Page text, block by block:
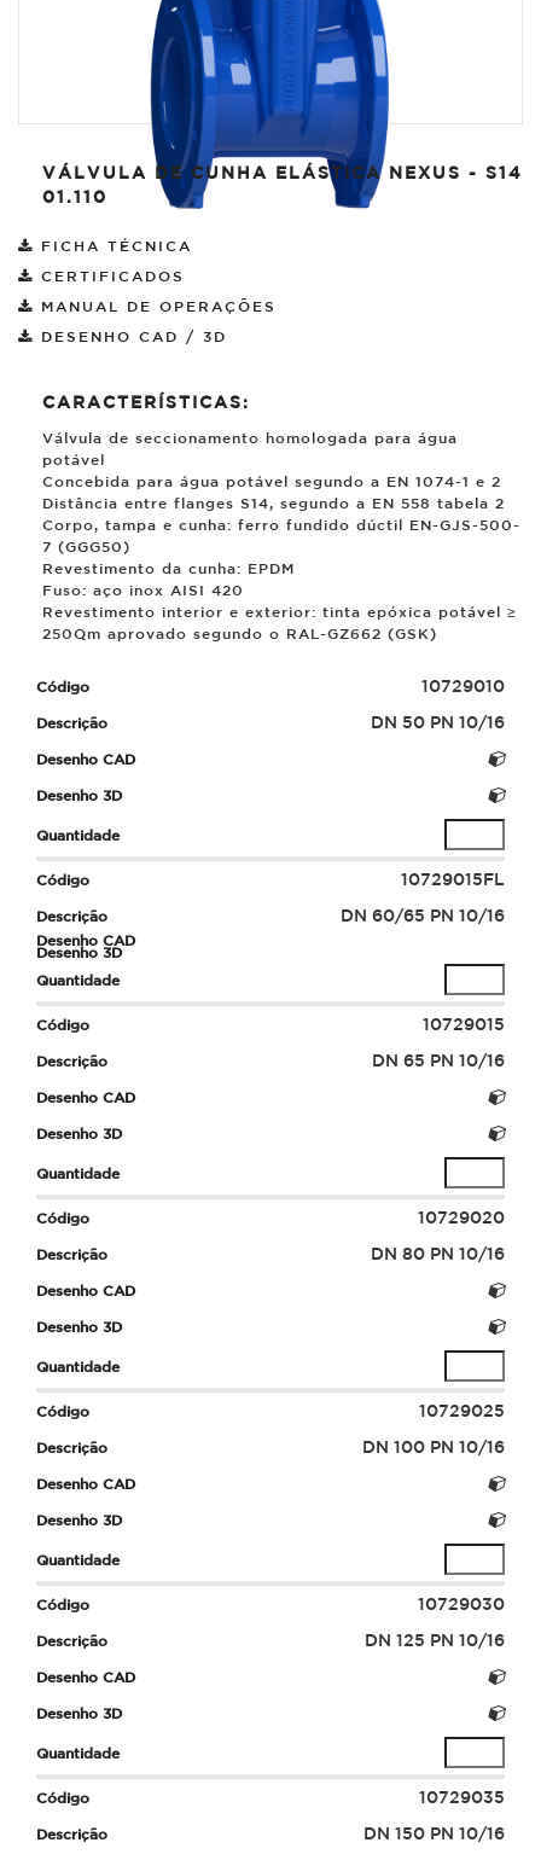
VÁLVULA DE CUNHA ELÁSTICA NEXUS - S14
01.110
FICHA TÉCNICA
CERTIFICADOS
MANUAL DE OPERAÇÕES
DESENHO CAD / 3D
CARACTERÍSTICAS:
Válvula de seccionamento homologada para água
potável
Concebida para água potável segundo a EN 1074-1 e 2
Distância entre flanges S14, segundo a EN 558 tabela 2
Corpo, tampa e cunha: ferro fundido dúctil EN-GJS-500-
7 (GGG50)
Revestimento da cunha: EPDM
Fuso: aço inox AISI 420
Revestimento interior e exterior: tinta epóxica potável ≥
250µm aprovado segundo o RAL-GZ662 (GSK)
10729010
DN 50 PN 10/16
10729015FL
DN 60/65 PN 10/16
10729015
DN 65 PN 10/16
10729020
DN 80 PN 10/16
10729025
DN 100 PN 10/16
10729030
DN 125 PN 10/16
10729035
DN 150 PN 10/16